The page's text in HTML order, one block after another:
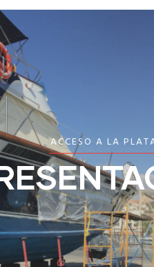
ACCESO A LA